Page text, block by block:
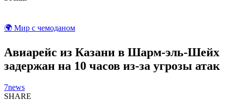
🌍 Мир с чемоданом
Авиарейс из Казани в Шарм-эль-Шейх
задержан на 10 часов из-за угрозы атак
7news
SHARE